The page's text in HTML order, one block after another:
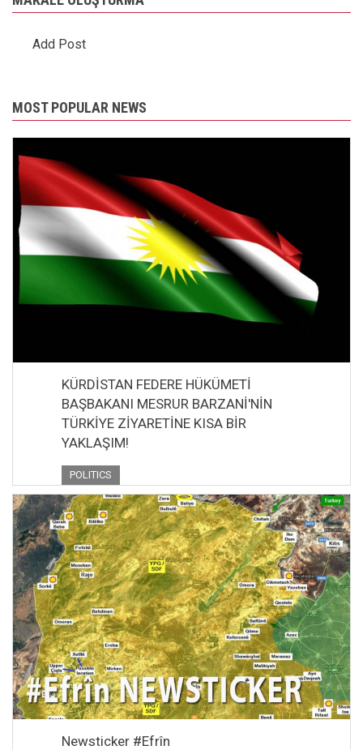
Add Post
MOST POPULAR NEWS
KÜRDİSTAN FEDERE HÜKÜMETİ
BAŞBAKANI MESRUR BARZANİ'NİN
TÜRKİYE ZİYARETİNE KISA BİR
YAKLAŞIM!
POLITICS
Newsticker #Efrîn